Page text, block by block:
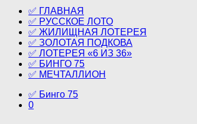
✅ ГЛАВНАЯ
✅ РУССКОЕ ЛОТО
✅ ЖИЛИЩНАЯ ЛОТЕРЕЯ
✅ ЗОЛОТАЯ ПОДКОВА
✅ ЛОТЕРЕЯ «6 ИЗ 36»
✅ БИНГО 75
✅ МЕЧТАЛЛИОН
✅ Бинго 75
0